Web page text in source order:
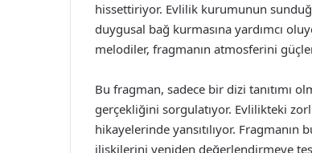
hissettiriyor. Evlilik kurumunun
duygusal bağ kurmasına yardımcı
melodiler, fragmanın atmosferini
Bu fragman, sadece bir dizi tanıtımı
gerçekliğini sorgulatıyor. Evlilikteki
hikayelerinde yansıtılıyor. Fragmanın
ilişkilerini yeniden değerlendirmeye